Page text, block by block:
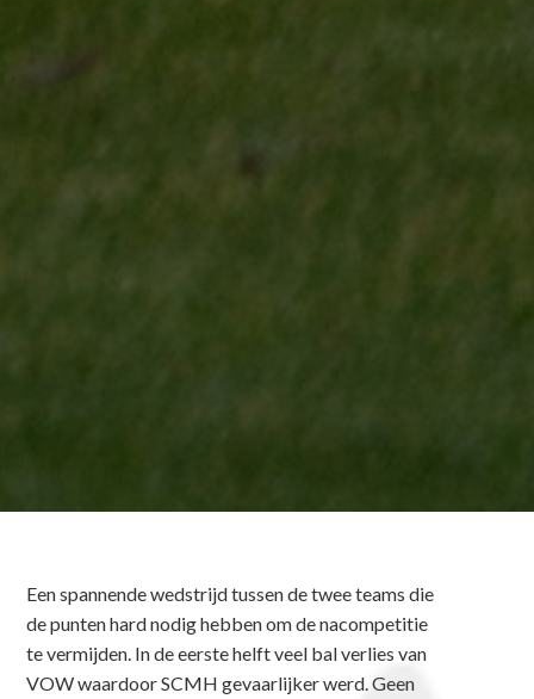
Een spannende wedstrijd tussen de twee teams die
de punten hard nodig hebben om de nacompetitie
te vermijden. In de eerste helft veel bal verlies van
VOW waardoor SCMH gevaarlijker werd. Geen